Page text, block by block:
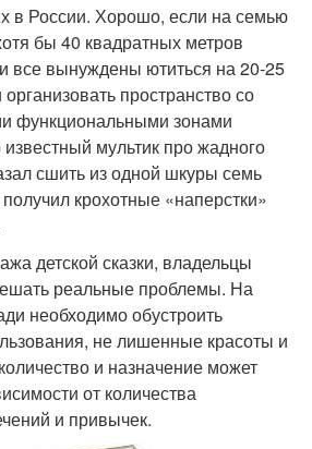
в России. Хорошо, если на семью
бы 40 квадратных метров
все вынуждены ютиться на 20-25
пространство со
функциональными зонами
мультик про жадного
сшить из одной шкуры семь
крохотные «наперстки»
детской сказки, владельцы
реальные проблемы. На
необходимо обустроить
не лишенные красоты и
и назначение может
от количества
и привычек.